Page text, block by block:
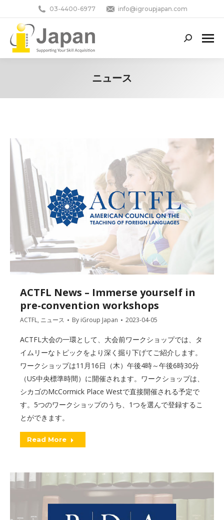
03-4400-6977 info@igroupjapan.com
Search:
ニュース
ACTFL News – Immerse yourself in
pre-convention workshops
ACTFL, ニュース By iGroup Japan 2023-04-05
ACTFL大会の一環として、大会前ワークショップでは、タ
イムリーなトピックをより深く掘り下げてご紹介します。
ワークショップは11月16日（木）午後4時～午後6時30分
（US中央標準時間）に開催されます。ワークショップは、
シカゴのMcCormick Place Westで直接開催される予定で
す。5つのワークショップのうち、1つを選んで登録するこ
とができます。
Read More